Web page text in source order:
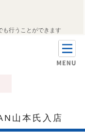
も行うことができます
山本氏入店